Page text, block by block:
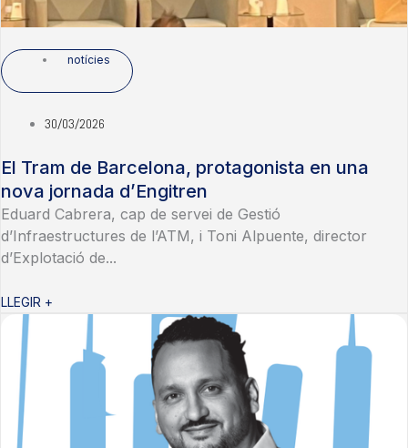
notícies
30/03/2026
El Tram de Barcelona, protagonista en una
nova jornada d’Engitren
Eduard Cabrera, cap de servei de Gestió
d’Infraestructures de l’ATM, i Toni Alpuente, director
d’Explotació de...
LLEGIR +